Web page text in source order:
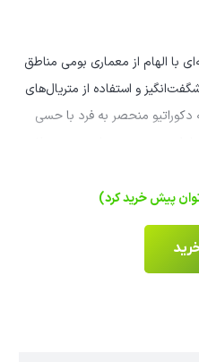
با الهام از معماری بومی مناطق
و استفاده از متریال‌های
منحصر به فرد با حسی